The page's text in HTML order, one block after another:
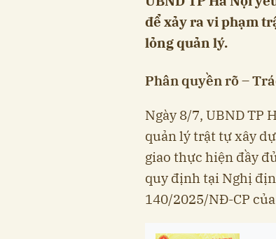
để xảy ra vi phạm
lỏng quản lý.
Phân quyền rõ –
Ngày 8/7, UBND TP
quản lý trật tự xây
giao thực hiện đầy
quy định tại Nghị
140/2025/NĐ-CP